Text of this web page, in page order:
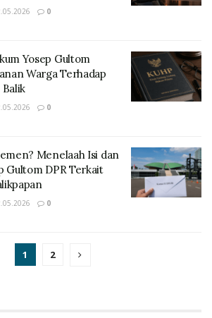
0
Yosep Gultom
Warga Terhadap
0
Menelaah Isi dan
Gultom DPR Terkait
0
1 2